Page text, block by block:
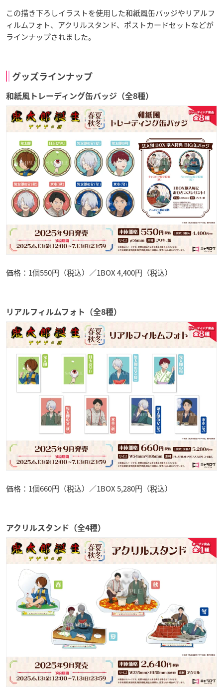
この描き下ろしイラストを使用した和紙風缶バッジやリアルフ
ィルムフォト、アクリルスタンド、ポストカードセットなどが
ラインナップされました。
グッズラインナップ
和紙風トレーディング缶バッジ（全8種）
価格：1個550円（税込）／1BOX 4,400円（税込）
リアルフィルムフォト（全8種）
価格：1個660円（税込）／1BOX 5,280円（税込）
アクリルスタンド（全4種）